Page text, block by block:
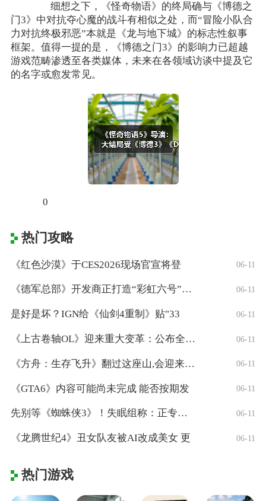
细想之下，《怪奇物语》的终局确与《博德之
门3》中对抗夺心魔的战斗有相似之处，而“冒险小队合
力对抗终极邪恶”本就是《龙与地下城》的标志性叙事
框架。值得一提的是，《博德之门3》的影响力已超越
游戏范畴渗透至各类媒体，未来在各领域访谈中提及它
的名字或愈发常见。
0
热门攻略
《红色沙漠》于CES2026现场官宣将登 06-11
《德军总部》开发商正打造“彩虹六号”风格 06-11
是好是坏？IGN给《仙剑4重制》贴"33 06-11
《上古卷轴OL》迎来重大变革：公布全新「 06-11
《方舟：生存飞升》翻过这座山,会迎来真正 06-11
《GTA6》内容可能尚未完成 能否按期发 06-11
先别等《蜘蛛侠3》！失眠组称：正专注打造 06-11
《龙腾世纪4》丑女队友被AI改成美女 更 06-11
热门游戏